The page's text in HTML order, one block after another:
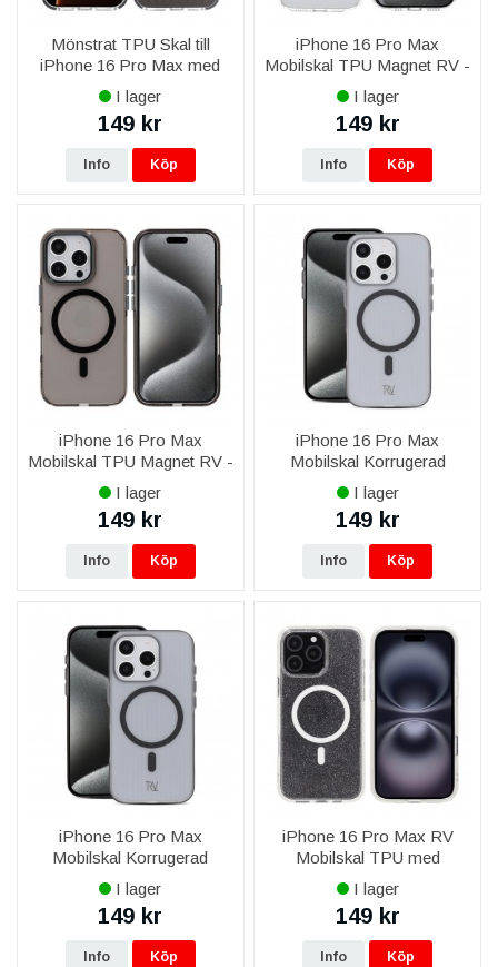
Mönstrat TPU Skal till
iPhone 16 Pro Max med
MagSafe - Svart
I lager
149 kr
Info Köp
iPhone 16 Pro Max
Mobilskal TPU Magnet RV -
Transparent
I lager
149 kr
Info Köp
iPhone 16 Pro Max
Mobilskal TPU Magnet RV -
Svart
I lager
149 kr
Info Köp
iPhone 16 Pro Max
Mobilskal Korrugerad
Magsafe RV - Grå
I lager
149 kr
Info Köp
iPhone 16 Pro Max
Mobilskal Korrugerad
Magsafe RV - Svart
I lager
149 kr
Info Köp
iPhone 16 Pro Max RV
Mobilskal TPU med
MagSafe - Glitter Vit
I lager
149 kr
Info Köp